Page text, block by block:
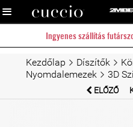
Ingyenes szállítás
Kezdőlap Díszítők
Nyomdalemezek
3D
ELŐZŐ